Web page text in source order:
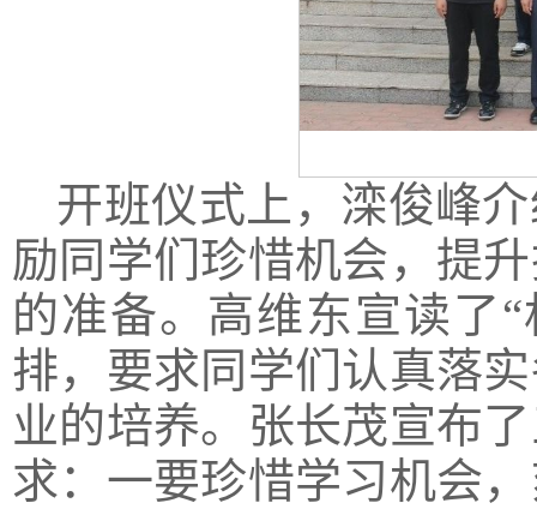
开班仪式上，滦俊峰
励同学们珍惜机会，提
的准备。高维东宣读了
排，要求同学们认真落
业的培养。张长茂宣布
求：一要珍惜学习机会